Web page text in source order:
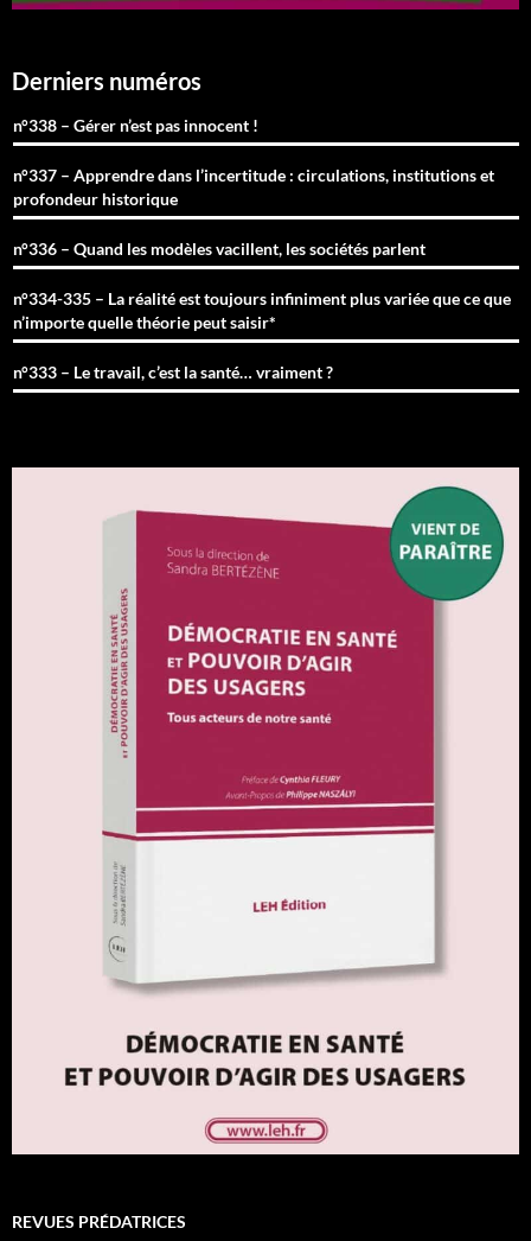
Derniers numéros
n°338 – Gérer n’est pas innocent !
n°337 – Apprendre dans l’incertitude : circulations, institutions et
profondeur historique
n°336 – Quand les modèles vacillent, les sociétés parlent
n°334-335 – La réalité est toujours infiniment plus variée que ce que
n’importe quelle théorie peut saisir*
n°333 – Le travail, c’est la santé… vraiment ?
REVUES PRÉDATRICES